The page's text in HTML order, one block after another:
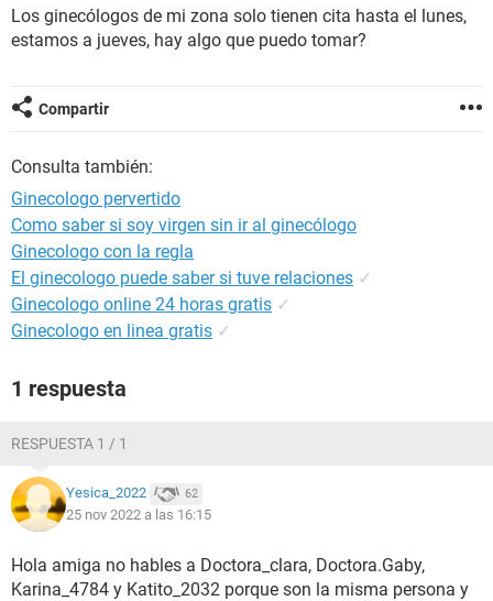
Los ginecólogos de mi zona solo tienen cita hasta el lunes,
estamos a jueves, hay algo que puedo tomar?
Compartir
Consulta también:
Ginecologo pervertido
Como saber si soy virgen sin ir al ginecólogo
Ginecologo con la regla
El ginecologo puede saber si tuve relaciones ✓
Ginecologo online 24 horas gratis ✓
Ginecologo en linea gratis ✓
1 respuesta
RESPUESTA 1 / 1
Yesica_2022 62
25 nov 2022 a las 16:15
Hola amiga no hables a Doctora_clara, Doctora.Gaby,
Karina_4784 y Katito_2032 porque son la misma persona y